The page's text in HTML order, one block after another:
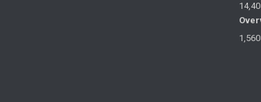
1,560